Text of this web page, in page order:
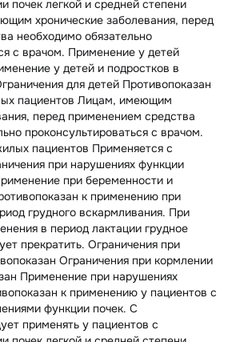
почек легкой и средней степени
хронические заболевания, перед
необходимо обязательно
с врачом. Применение у детей
у детей и подростков в
для детей Противопоказан
пациентов Лицам, имеющим
перед применением средства
проконсультироваться с врачом.
пациентов Применяется с
при нарушениях функции
при беременности и
к применению при
грудного вскармливания. При
в период лактации грудное
прекратить. Ограничения при
Ограничения при кормлении
Применение при нарушениях
к применению у пациентов с
функции почек. С
применять у пациентов с